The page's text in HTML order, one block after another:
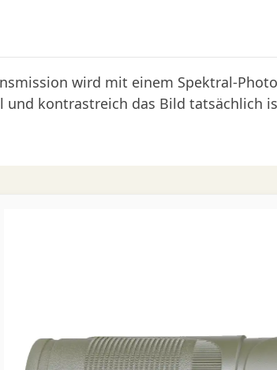
wird mit einem Spektral-
und kontrastreich das Bild tatsächlich